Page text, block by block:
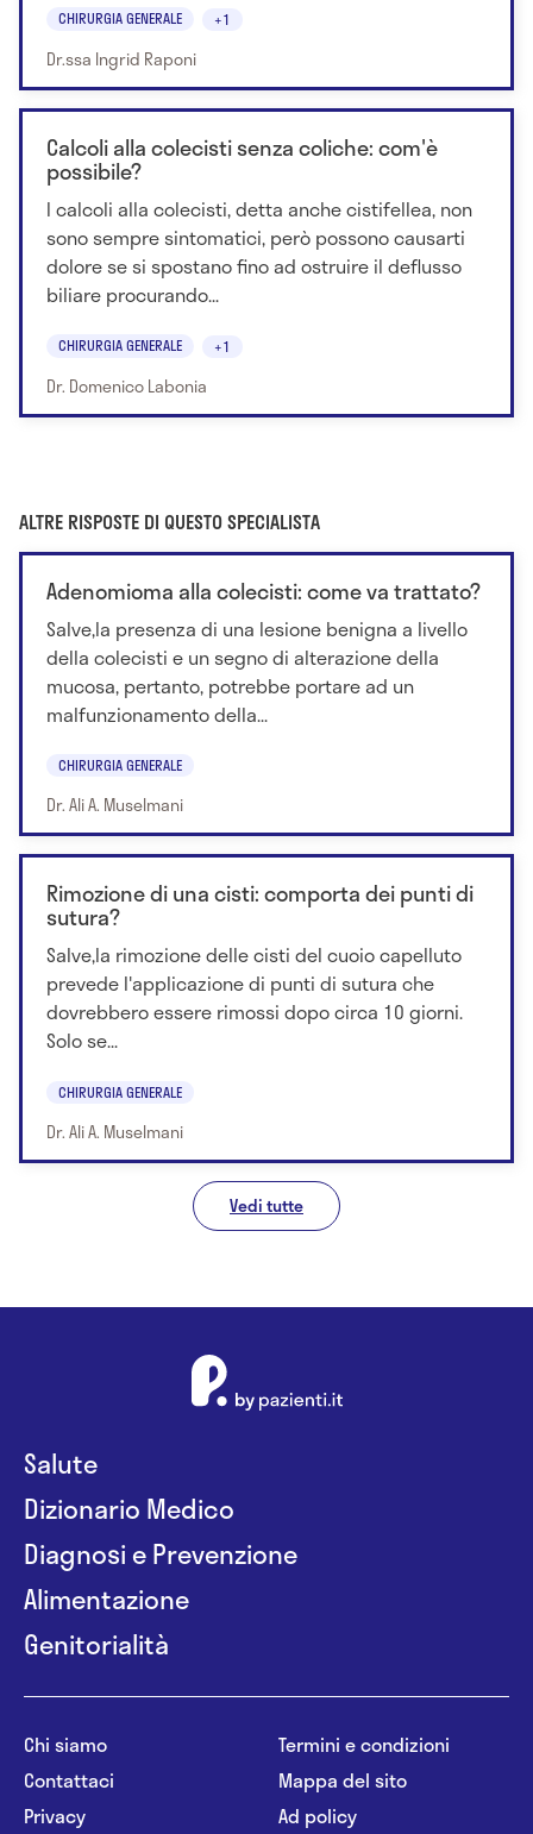
CHIRURGIA GENERALE +1
Dr.ssa Ingrid Raponi
Calcoli alla colecisti senza coliche: com'è
possibile?
I calcoli alla colecisti, detta anche cistifellea, non
sono sempre sintomatici, però possono causarti
dolore se si spostano fino ad ostruire il deflusso
biliare procurando...
CHIRURGIA GENERALE +1
Dr. Domenico Labonia
ALTRE RISPOSTE DI QUESTO SPECIALISTA
Adenomioma alla colecisti: come va trattato?
Salve,la presenza di una lesione benigna a livello
della colecisti e un segno di alterazione della
mucosa, pertanto, potrebbe portare ad un
malfunzionamento della...
CHIRURGIA GENERALE
Dr. Ali A. Muselmani
Rimozione di una cisti: comporta dei punti di
sutura?
Salve,la rimozione delle cisti del cuoio capelluto
prevede l'applicazione di punti di sutura che
dovrebbero essere rimossi dopo circa 10 giorni.
Solo se...
CHIRURGIA GENERALE
Dr. Ali A. Muselmani
Vedi tutte
Salute
Dizionario Medico
Diagnosi e Prevenzione
Alimentazione
Genitorialità
Chi siamo
Contattaci
Privacy
Termini e condizioni
Mappa del sito
Ad policy